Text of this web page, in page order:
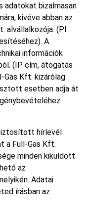
bizalmasan
kivéve abban az
alvállalkozója. (Pl:
A
információk
(IP cím, átogatás
Gas Kft. kizárólag
esetben adja át
hírlevél
a Full-Gas Kft.
minden kiküldött
az
Adatai
írásban az